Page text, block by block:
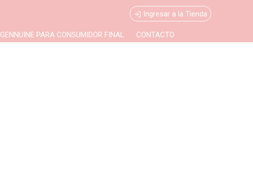
Ingresar a la Tienda
GENNUINE PARA CONSUMIDOR FINAL CONTACTO